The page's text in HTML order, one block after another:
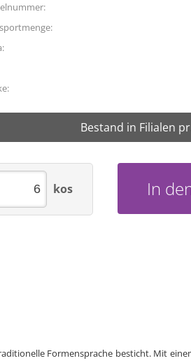
Bestand in Filialen
In
kos
Formensprache besticht. Mit